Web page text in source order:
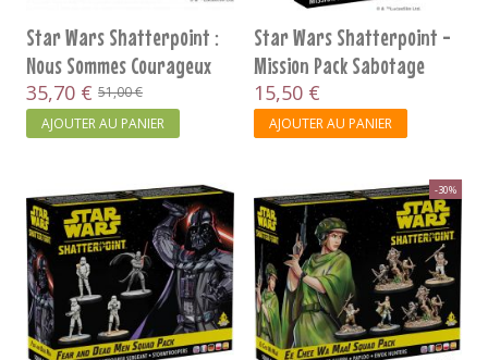
Star Wars Shatterpoint :
Nous Sommes Courageux
35,70 € 51,00 €
AJOUTER AU PANIER
Star Wars Shatterpoint -
Mission Pack Sabotage
15,50 €
AJOUTER AU PANIER
-30%